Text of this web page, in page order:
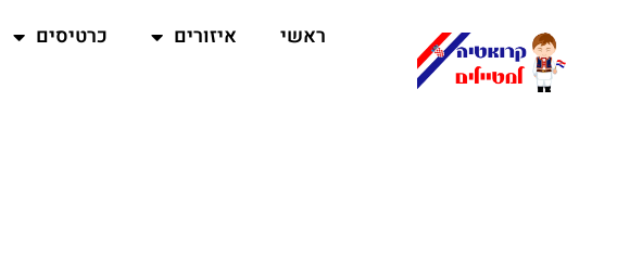
ראשי איזורים כרטיסים